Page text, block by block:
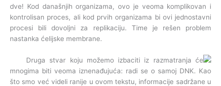
dve! Kod današnjih organizama, ovo je veoma komplikovan i
kontrolisan proces, ali kod prvih organizama bi ovi jednostavni
procesi bili dovoljni za replikaciju. Time je rešen problem
nastanka ćelijske membrane.
Druga stvar koju možemo izbaciti iz razmatranja će
mnogima biti veoma iznenađujuća: radi se o samoj DNK. Kao
što smo već videli ranije u ovom tekstu, informacije sadržane u